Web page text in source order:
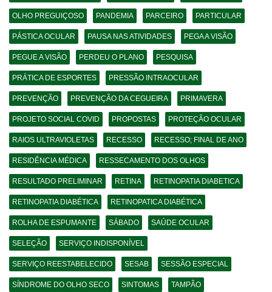
OLHO PREGUIÇOSO PANDEMIA PARCEIRO PARTICULAR
PÁSTICA OCULAR PAUSA NAS ATIVIDADES PEGA A VISÃO
PEGUE A VISÃO PERDEU O PLANO PESQUISA
PRÁTICA DE ESPORTES PRESSÃO INTRAOCULAR
PREVENÇÃO PREVENÇÃO DA CEGUEIRA PRIMAVERA
PROJETO SOCIAL COVID PROPOSTAS PROTEÇÃO OCULAR
RAIOS ULTRAVIOLETAS RECESSO RECESSO; FINAL DE ANO
RESIDÊNCIA MÉDICA RESSECAMENTO DOS OLHOS
RESULTADO PRELIMINAR RETINA RETINOPATIA DIABETICA
RETINOPATIA DIABÉTICA RETINOPATICA DIABÉTICA
ROLHA DE ESPUMANTE SÁBADO SAÚDE OCULAR
SELEÇÃO SERVIÇO INDISPONÍVEL
SERVIÇO REESTABELECIDO SESAB SESSÃO ESPECIAL
SÍNDROME DO OLHO SECO SINTOMAS TAMPÃO